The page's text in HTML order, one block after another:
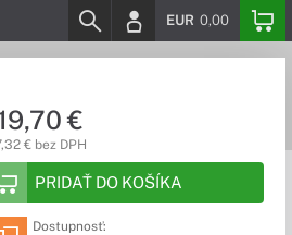
EUR 0,00
€
€ bez DPH
PRIDAŤ DO KOŠÍKA
Dostupnosť: